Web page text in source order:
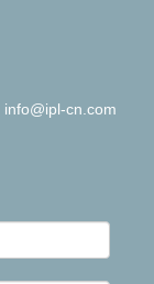
info@ipl-cn.com